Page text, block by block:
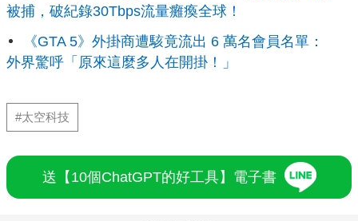
被捕，破紀錄30Tbps流量癱瘓全球！
《GTA 5》外掛商遭駭竟流出 6 萬名會員名單：
外界驚呼「原來這麼多人在開掛！」
#太空科技
送【10個ChatGPT的好工具】電子書